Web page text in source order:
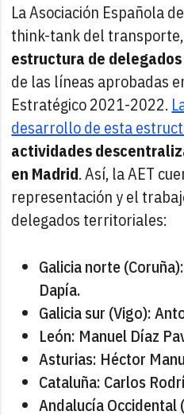
La Asociación Española
think-tank del transporte,
estructura de
de las líneas aprobadas
Estratégico 2021-2022.
desarrollo de esta
actividades
en Madrid. Así, la AET
representación y el
delegados territoriales:
Galicia norte
Dapía.
Galicia sur (Vigo):
León: Manuel Díaz
Asturias: Héctor
Cataluña: Carlos
Andalucía Occidental